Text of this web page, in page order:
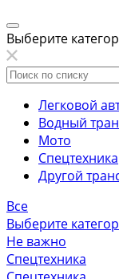
Выберите
Легковой
Водный
Мото
Спецтехника
Другой
Все
Выберите
Не важно
Спецтехника